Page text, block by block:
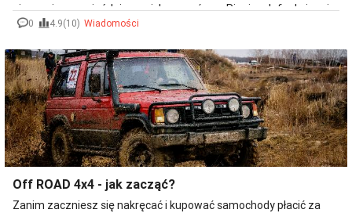
nie macie na wyjeździe swoich rowerów, w Pieninach funkcjonują
bardzo dobrze wyposażone wypożyczalnie.
0 4.9(10) Wiadomości
Off ROAD 4x4 - jak zacząć?
Zanim zaczniesz się nakręcać i kupować samochody płacić za